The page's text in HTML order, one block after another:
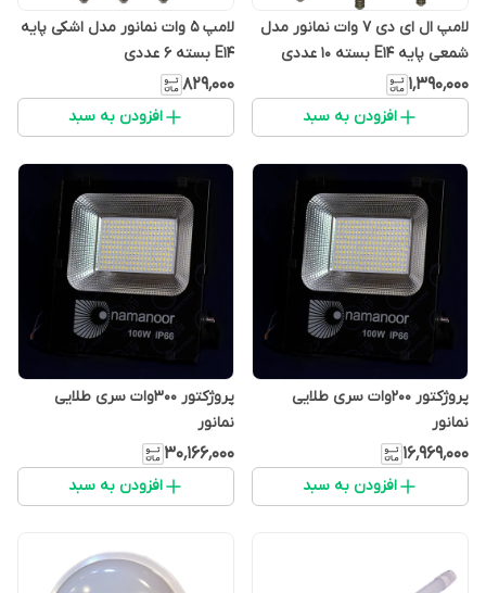
لامپ ال ای دی 7 وات نمانور مدل
شمعی پایه E14 بسته 10 عددی
۱٬۳۹۰٬۰۰۰
افزودن به سبد
لامپ 5 وات نمانور مدل اشکی پایه
E14 بسته 6 عددی
۸۲۹٬۰۰۰
افزودن به سبد
پروژکتور 200وات سری طلایی
نمانور
۱۶٬۹۶۹٬۰۰۰
افزودن به سبد
پروژکتور 300وات سری طلایی
نمانور
۳۰٬۱۶۶٬۰۰۰
افزودن به سبد